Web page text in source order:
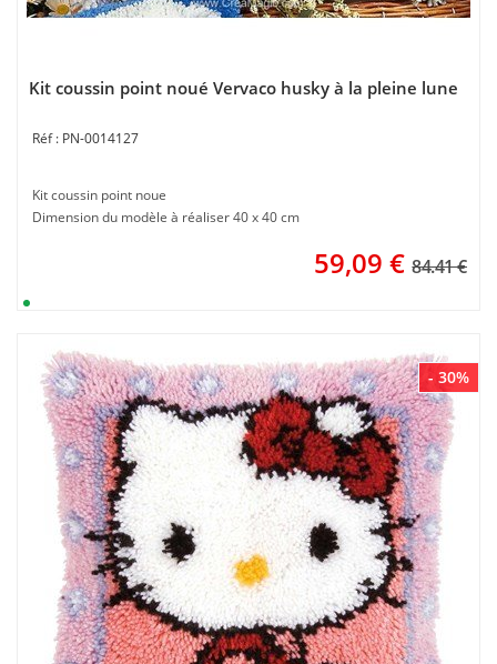
Kit coussin point noué Vervaco husky à la pleine lune
PN-0014127
Kit coussin point noue
Dimension du modèle à réaliser 40 x 40 cm
59,09 € 84.41 €
- 30%